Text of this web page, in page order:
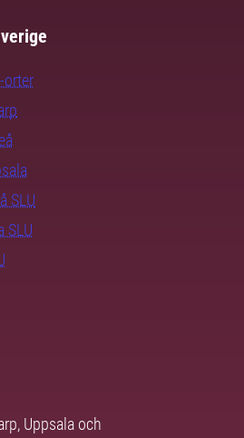
orter
SLU
SLU
Uppsala och